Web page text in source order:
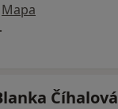
Mapa
Číhalová